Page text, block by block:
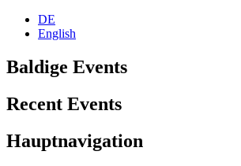
DE
English
Baldige Events
Recent Events
Hauptnavigation